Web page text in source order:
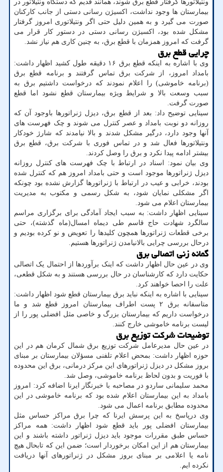
ونتیلاتورها گرفتار قطع برق شوند، همانند قدیم که دستگاه ونتیلاتور در
بیمارستان ها وجود نداشت، اکسیژن رسانی دستی از جانب کارکنان
صورت می گیرد و به همین دلیل حتی اگر ونتیلاتوری امروز گرفتار
مشکل شده بود، اکسیژن رسانی دستی در دستور کار قرار می
گرفت که امروز همزمان با قطع برق، به چنین کاری هم نیاز نشد.
چرایی قطع برق
وی با اشاره به اینکه قطع برق ۱۶ دقیقه طول کشید اظهار داشت:
بامداد امروز، از شرکت برق تماس گرفتند و برنامه قطع برق
(برنامه خاموشی) را اعلام نمودند که درخواست داشتیم برق به
سبب وسعت بالا و شرایط ویژه بیمارستان قطع نشود اما قطع
صورت گرفت.
سینایی توضیح داد: بعد از قطع برق، دیزل ژنراتورها باوجود آن که
روزانه دو نوبت بامداد و عصر کنترل می شوند و چک فهرست های
آنها وجود دارد، درگیر مشکل شدند و بالا نیامدند که شارژ خودکار
ونتیلاتورها فعال شد و در تماس فوری با شرکت برق، قطع برق
بیشتر ادامه پیدا نکرد و برق را وصل کردند.
وی بیان نمود: اسناد در ارتباط با چک فهرست های کنترل روزانه
دیزل ژنراتورها موجود است و حتی بامداد امروز هم که کنترل شده
بودند، خرابی و عیب در ارتباط با ژنراتورها گزارش نشده بود چونکه
اگر مشکلی نمایان شود، به شکل رسمی و مکتوب به مدیریت
بیمارستان اعلام می شود.
سینایی اظهار داشت: به سبب ایجاد آمادگی برای برگزاری مراسم
سالگرد شهادت حاج قاسم طی دیماه امسال(ماه گذشته)، حتی
برخی قطعات ژنراتورها همچون کلیدها را تعویض و نو کرده بودیم و
درحال بررسی چرایی بالانیامدن ژنراتورها هستیم.
گمانه زنی اتصالی برق
وی در عین حال اظهار داشت که اینک برآوردها از احتمال یک اتصالی
حکایت دارد که کارشناسان در حال بررسی هستند و به شکل قطعی،
علت را احصا خواهند کرد.
سینایی با اشاره به اینکه نباید برق بیمارستان قطع شود اظهار داشت:
متاسفانه برق ۲ پست اطراف بیمارستان امروز قطع شد و ما
درخواست داریم که بیمارستان بزرگ و خاصی مثل افضلی پور را از
لیست برنامه خاموشی خارج کنند.
توضیحات شرکت توزیع برق
در عین حال مدیرعامل شرکت توزیع برق شمال کرمان هم در این
حوزه اظهار داشت: بمحض اعلام تلفنی مسؤلان بیمارستان بر مبنای
بروز مشکل در دیزل ژنراتورهای این مرکز درمانی، برق این محدوده
با فوریت و بدون لحاظ برنامه خاموشی، وصل شد.
محمد سلیمانی ساردو در مصاحبه با خبرنگار ایرنا اضافه کرد: امروز
بامداد به این بیمارستان اعلام شده بود که برنامه خاموشی در این
محدوده مطابق برنامه اعمال می شود.
وی درپاسخ به این پرسش ایرنا که چرا برق مراکز حساس مثل
بیمارستان افضلی پور باید قطع شود اظهار داشت: همه مراکز
حساس طبق مقررات موجود باید دیزل ژنراتور داشته باشند و این
بیمارستان هم از این امکان برخوردار است؛ ضمن این که تابحال هیچ
نامه یا اعلامی بر مبنای بروز مشکل در ژنراتورهای آنها دریافت
نکرده ایم.